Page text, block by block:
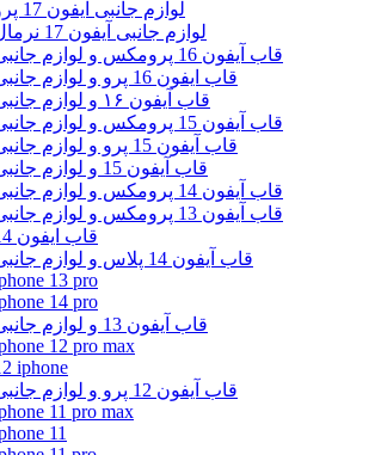
لوازم جانبی آیفون 17 پرو
لوازم جانبی آیفون 17 نرمال
قاب آیفون 16 پرومکس و لوازم جانبی
قاب ایفون 16 پرو و لوازم جانبی
قاب آیفون ۱۶ و لوازم جانبی
قاب آیفون 15 پرومکس و لوازم جانبی
قاب آیفون 15 پرو و لوازم جانبی
قاب آیفون 15 و لوازم جانبی
قاب آیفون 14 پرومکس و لوازم جانبی
قاب آیفون 13 پرومکس و لوازم جانبی
قاب ایفون 14
قاب آیفون 14 پلاس و لوازم جانبی
13 pro
14 pro
قاب آیفون 13 و لوازم جانبی
12 pro max
iphone
قاب آیفون 12 پرو و لوازم جانبی
11 pro max
11